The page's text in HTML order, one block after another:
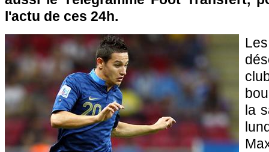
l'actu de ces 24h.
la